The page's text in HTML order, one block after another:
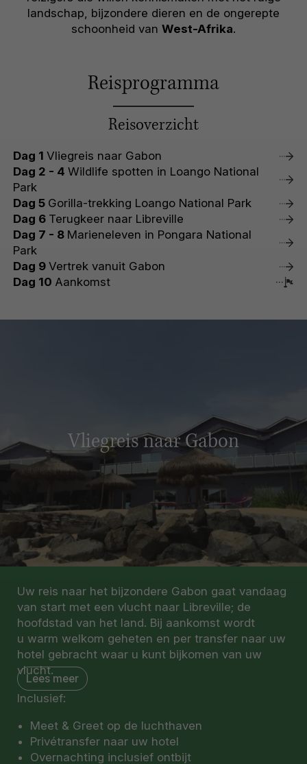
landschap, bijzondere dieren en de ongerepte
schoonheid van West-Afrika.
Reisprogramma
Reisoverzicht
Dag 1 Vliegreis naar Gabon
Dag 2 - 4 Wildlife spotten in Loango National
Park
Dag 5 Gorilla-trekking Loango National Park
Dag 6 Terugkeer naar Libreville
Dag 7 - 8 Marieneleven in Pongara National
Park
Dag 9 Vertrek vanuit Gabon
Dag 10 Aankomst
Vliegreis naar Gabon
Uw reis naar het bijzondere Gabon gaat vandaag
van start met een vlucht naar Libreville; de
hoofdstad van het land. Bij aankomst wordt
u warm welkom geheten en per transfer naar uw
hotel gebracht waar u kunt bijkomen van uw
vlucht.
Residence Hoteliere du Phare biedt een charmant
luchthaven, met comfortabele kamers en een
restaurant met Franse en lokale gerechten. U
Lees meer
Inclusief:
Meet & Greet op de luchthaven
Privétransfer naar uw hotel
Overnachting inclusief ontbijt